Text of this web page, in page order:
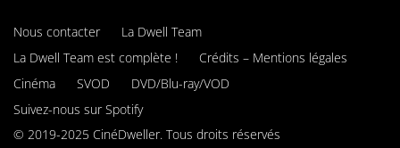
Nous contacter
La Dwell Team
La Dwell Team est complète !
Crédits – Mentions légales
Cinéma
SVOD
DVD/Blu-ray/VOD
Suivez-nous sur Spotify
© 2019-2025 CinéDweller. Tous droits réservés